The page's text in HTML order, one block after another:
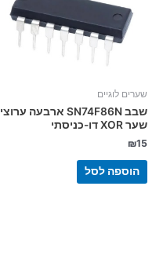
שערים לוגיים
שבב SN74F86N ארבעה ערוצי
שער XOR דו-כניסתי
₪15
הוספה לסל